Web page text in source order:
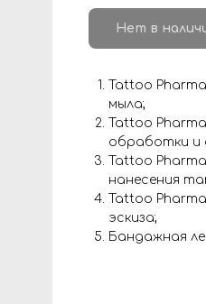
Нет в
Tattoo
мыла;
Tattoo
обработки и
Tattoo
нанесения
Tattoo
эскиза;
Бандажная